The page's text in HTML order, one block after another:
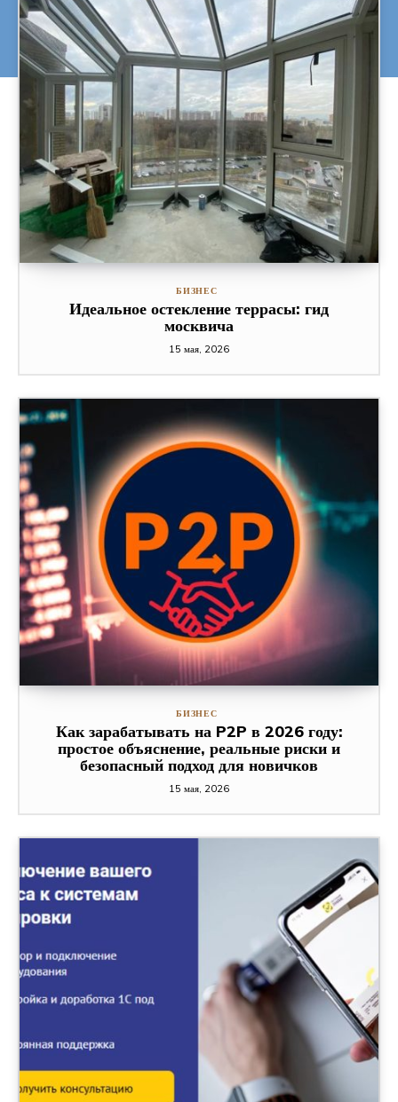
БИЗНЕС
Идеальное остекление террасы: гид
москвича
15 мая, 2026
БИЗНЕС
Как зарабатывать на P2P в 2026 году:
простое объяснение, реальные риски и
безопасный подход для новичков
15 мая, 2026